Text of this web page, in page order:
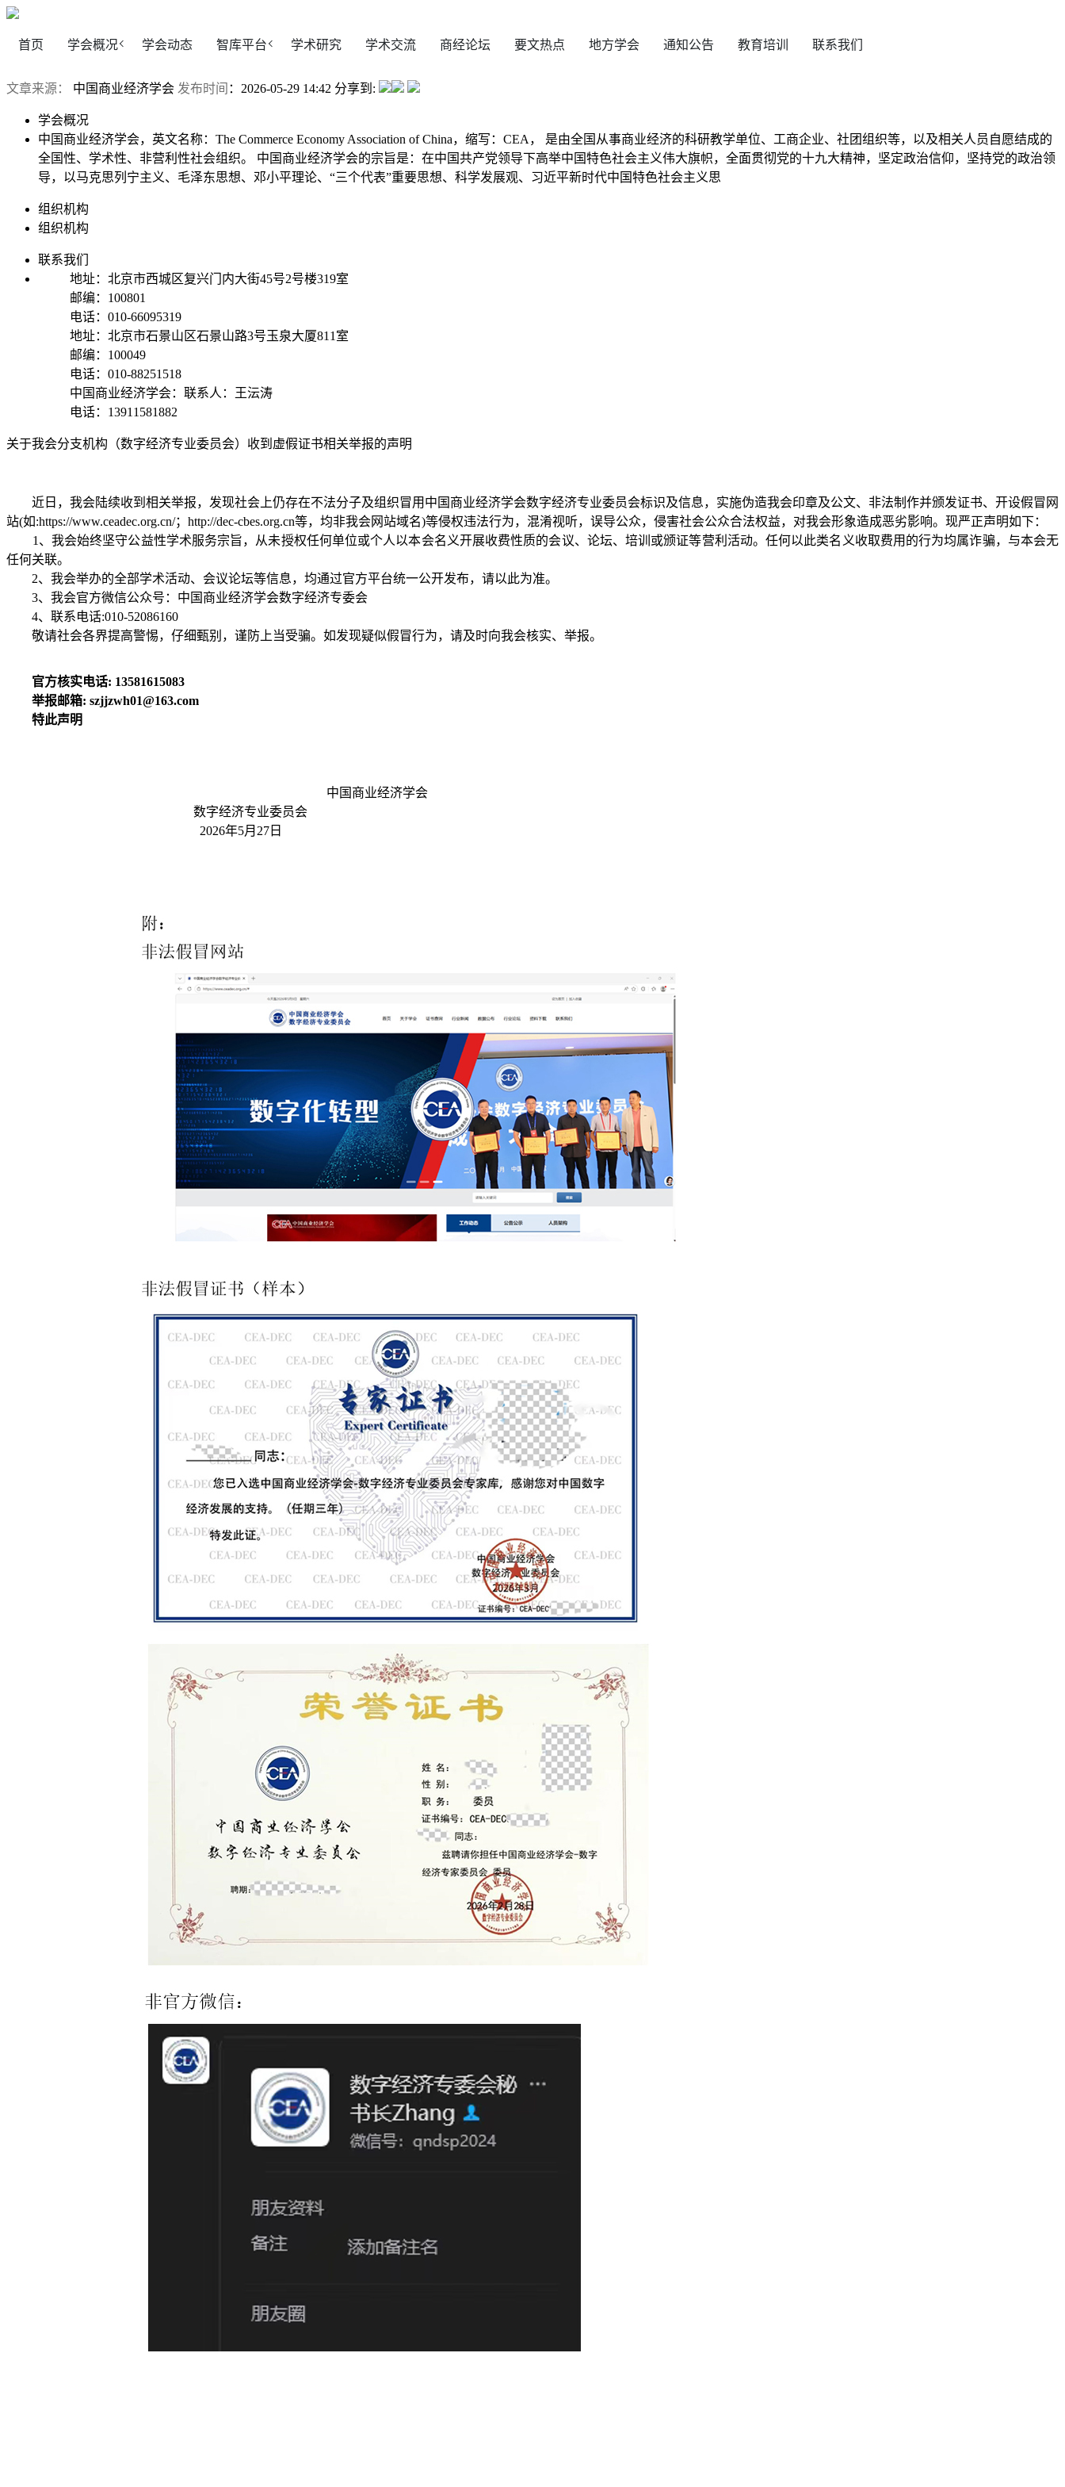
首页 学会概况 学会动态 智库平台 学术研究 学术交流 商经论坛 要文热点 地方学会 通知公告 教育培训 联系我们
文章来源： 中国商业经济学会 发布时间 ：2026-05-29 14:42 分享到:
学会概况
中国商业经济学会，英文名称：The Commerce Economy Association of China，缩写：CEA， 是由全国从事商业经济的科研教学单位、工商企业、社团组织等，以及相关人员自愿结成的
全国性、学术性、非营利性社会组织。 中国商业经济学会的宗旨是：在中国共产党领导下高举中国特色社会主义伟大旗帜，全面贯彻党的十九大精神，坚定政治信仰，坚持党的政治领
导，以马克思列宁主义、毛泽东思想、邓小平理论、“三个代表”重要思想、科学发展观、习近平新时代中国特色社会主义思
组织机构
组织机构
联系我们
地址：北京市西城区复兴门内大街45号2号楼319室
邮编：100801
电话：010-66095319
地址：北京市石景山区石景山路3号玉泉大厦811室
邮编：100049
电话：010-88251518
中国商业经济学会：联系人：王沄涛
电话：13911581882
关于我会分支机构（数字经济专业委员会）收到虚假证书相关举报的声明
近日，我会陆续收到相关举报，发现社会上仍存在不法分子及组织冒用中国商业经济学会数字经济专业委员会标识及信息，实施伪造我会印章及公文、非法制作并颁发证书、开设假冒网
站(如:https://www.ceadec.org.cn/；http://dec-cbes.org.cn等，均非我会网站域名)等侵权违法行为，混淆视听，误导公众，侵害社会公众合法权益，对我会形象造成恶劣影响。现严正声明如下：
1、我会始终坚守公益性学术服务宗旨，从未授权任何单位或个人以本会名义开展收费性质的会议、论坛、培训或颁证等营利活动。任何以此类名义收取费用的行为均属诈骗，与本会无
任何关联。
2、我会举办的全部学术活动、会议论坛等信息，均通过官方平台统一公开发布，请以此为准。
3、我会官方微信公众号：中国商业经济学会数字经济专委会
4、联系电话:010-52086160
敬请社会各界提高警惕，仔细甄别，谨防上当受骗。如发现疑似假冒行为，请及时向我会核实、举报。
官方核实电话: 13581615083
举报邮箱: szjjzwh01@163.com
特此声明
中国商业经济学会
数字经济专业委员会
2026年5月27日